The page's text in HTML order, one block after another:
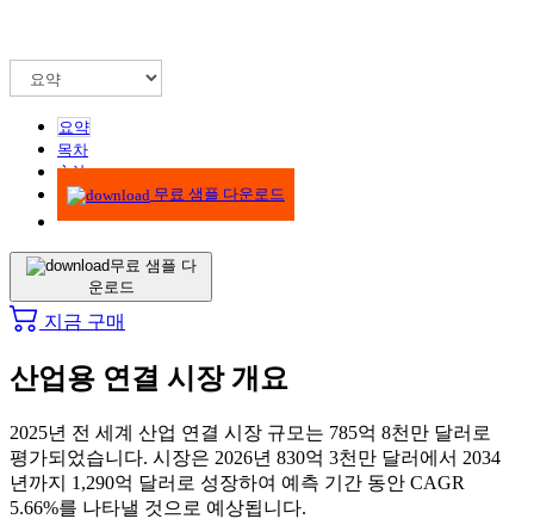
요약
목차
方法
무료 샘플 다운로드
무료 샘플 다
운로드
지금 구매
산업용 연결 시장 개요
2025년 전 세계 산업 연결 시장 규모는 785억 8천만 달러로
평가되었습니다. 시장은 2026년 830억 3천만 달러에서 2034
년까지 1,290억 달러로 성장하여 예측 기간 동안 CAGR
5.66%를 나타낼 것으로 예상됩니다.